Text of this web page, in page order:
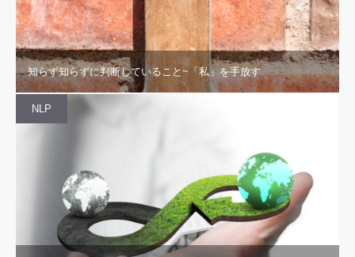
知らず知らずに判断していること~「私」を手放す
NLP